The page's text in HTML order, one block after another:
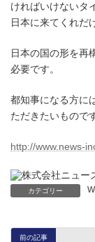
ければいけないタ
日本に来てくれだ
日本の国の形を再
必要です。
都知事になる方に
ただきたいもので
http://www.news-
カテゴリー
前の記事